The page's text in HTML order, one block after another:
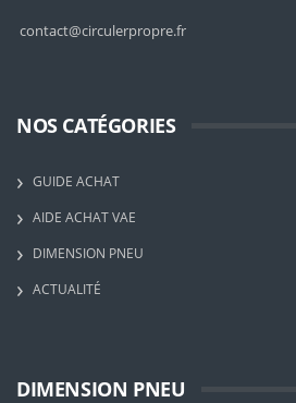
contact@circulerpropre.fr
NOS CATÉGORIES
GUIDE ACHAT
AIDE ACHAT VAE
DIMENSION PNEU
ACTUALITÉ
DIMENSION PNEU